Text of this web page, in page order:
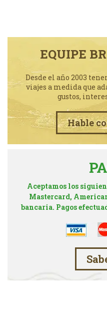
EQUIPE
Desde el año 2003
viajes a medida que
gustos,
Hable
Aceptamos los
Mastercard,
bancaria. Pagos